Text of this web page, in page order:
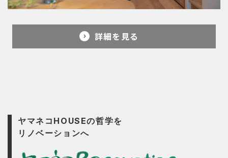
詳細を見る
ヤマネコHOUSEの哲学を
リノベーションへ